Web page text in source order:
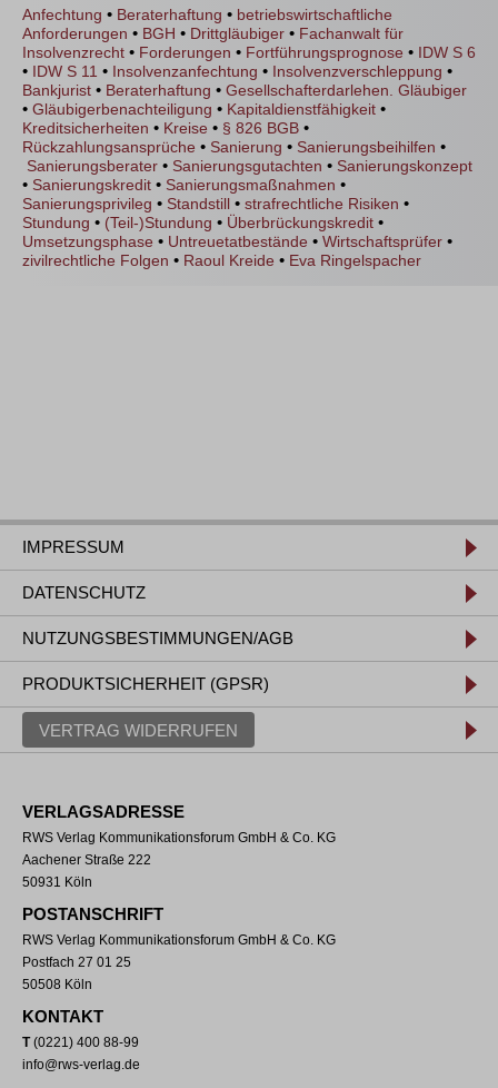
Anfechtung • Beraterhaftung • betriebswirtschaftliche
Anforderungen • BGH • Drittgläubiger • Fachanwalt für
Insolvenzrecht • Forderungen • Fortführungsprognose • IDW S 6
• IDW S 11 • Insolvenzanfechtung • Insolvenzverschleppung •
Bankjurist • Beraterhaftung • Gesellschafterdarlehen. Gläubiger
• Gläubigerbenachteiligung • Kapitaldienstfähigkeit •
Kreditsicherheiten • Kreise • § 826 BGB •
Rückzahlungsansprüche • Sanierung • Sanierungsbeihilfen •
Sanierungsberater • Sanierungsgutachten • Sanierungskonzept
• Sanierungskredit • Sanierungsmaßnahmen •
Sanierungsprivileg • Standstill • strafrechtliche Risiken •
Stundung • (Teil-)Stundung • Überbrückungskredit •
Umsetzungsphase • Untreuetatbestände • Wirtschaftsprüfer •
zivilrechtliche Folgen • Raoul Kreide • Eva Ringelspacher
IMPRESSUM
DATENSCHUTZ
NUTZUNGSBESTIMMUNGEN/AGB
PRODUKTSICHERHEIT (GPSR)
VERTRAG WIDERRUFEN
VERLAGSADRESSE
RWS Verlag Kommunikationsforum GmbH & Co. KG
Aachener Straße 222
50931 Köln
POSTANSCHRIFT
RWS Verlag Kommunikationsforum GmbH & Co. KG
Postfach 27 01 25
50508 Köln
KONTAKT
T(0221) 400 88-99
info@rws-verlag.de